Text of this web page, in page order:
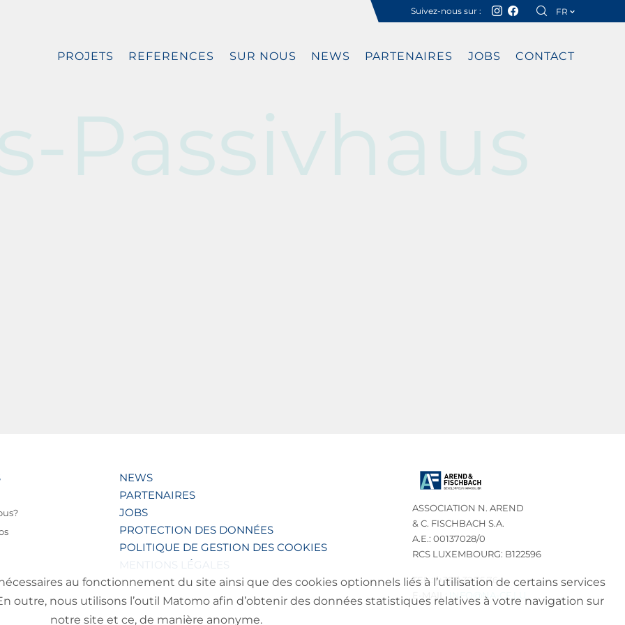
Suivez-nous sur : FR
PROJETS REFERENCES SUR NOUS NEWS PARTENAIRES JOBS CONTACT
Passivhaus
NEWS
PARTENAIRES
JOBS
PROTECTION DES DONNÉES
POLITIQUE DE GESTION DES COOKIES
MENTIONS LÉGALES
ASSOCIATION N. AREND
& C. FISCHBACH S.A.
A.E.: 00137028/0
RCS LUXEMBOURG: B122596
TEL.: (+352) 32 75 76
E-MAIL:
INFO@NA-CF.LU
au fonctionnement du site ainsi que des cookies optionnels liés à l’utilisation de certains services
nous utilisons l’outil Matomo afin d’obtenir des données statistiques relatives à votre navigation sur
notre site et ce, de manière anonyme.